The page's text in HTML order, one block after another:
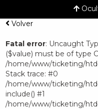
Volver
Fatal error: Uncaught
($value) must be of type
/home/www/ticketing/
Stack trace: #0
/home/www/ticketing/
include() #1
/home/www/ticketing/